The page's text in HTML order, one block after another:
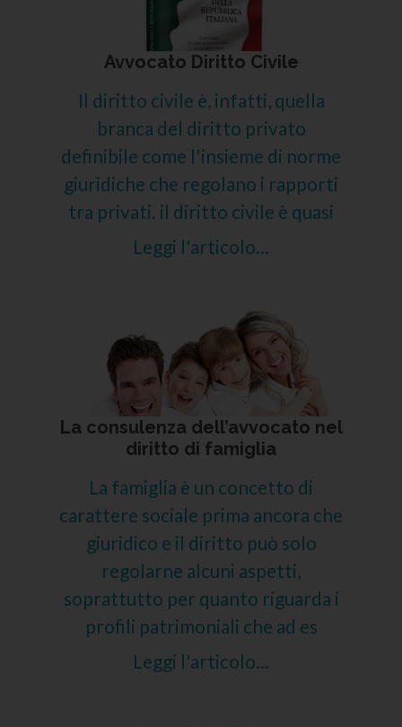
Avvocato Diritto Civile
Il diritto civile è, infatti, quella
branca del diritto privato
definibile come l'insieme di norme
giuridiche che regolano i rapporti
tra privati. il diritto civile è quasi
Leggi l'articolo...
La consulenza dell’avvocato nel
diritto di famiglia
La famiglia è un concetto di
carattere sociale prima ancora che
giuridico e il diritto può solo
regolarne alcuni aspetti,
soprattutto per quanto riguarda i
profili patrimoniali che ad es
Leggi l'articolo...